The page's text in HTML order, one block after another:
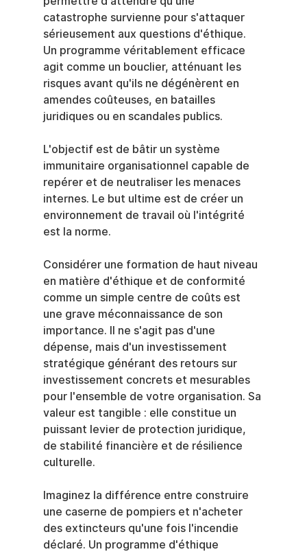
catastrophe survienne pour s'attaquer
sérieusement aux questions d'éthique.
Un programme véritablement efficace
agit comme un bouclier, atténuant les
risques avant qu'ils ne dégénèrent en
amendes coûteuses, en batailles
juridiques ou en scandales publics.
L'objectif est de bâtir un système
immunitaire organisationnel capable de
repérer et de neutraliser les menaces
internes. Le but ultime est de créer un
environnement de travail où l'intégrité
est la norme.
Considérer une formation de haut niveau
en matière d'éthique et de conformité
comme un simple centre de coûts est
une grave méconnaissance de son
importance. Il ne s'agit pas d'une
dépense, mais d'un investissement
stratégique générant des retours sur
investissement concrets et mesurables
pour l'ensemble de votre organisation. Sa
valeur est tangible : elle constitue un
puissant levier de protection juridique,
de stabilité financière et de résilience
culturelle.
Imaginez la différence entre construire
une caserne de pompiers et n'acheter
des extincteurs qu'une fois l'incendie
déclaré. Un programme d'éthique